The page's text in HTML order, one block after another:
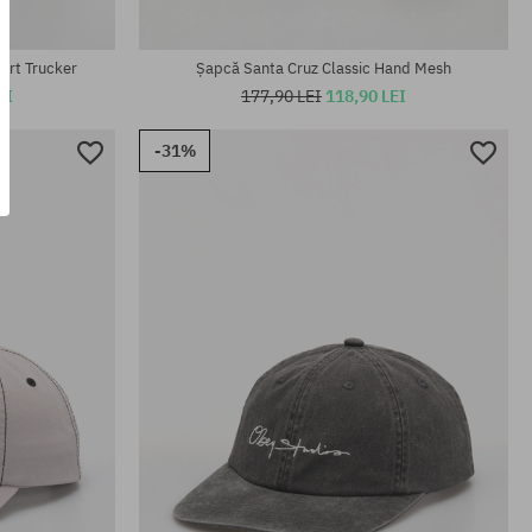
Trucker Șapcă Santa Cruz Classic Hand Mesh
177,90 LEI 118,90 LEI
-31%